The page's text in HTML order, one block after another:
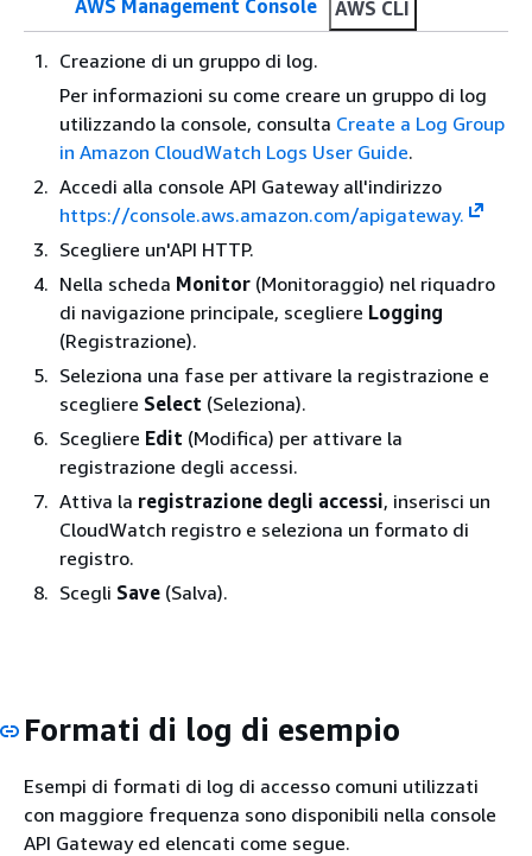
AWS Management Console AWS CLI
Creazione di un gruppo di log.
Per informazioni su come creare un gruppo di log
utilizzando la console, consulta Create a Log Group
in Amazon CloudWatch Logs User Guide.
Accedi alla console API Gateway all'indirizzo
https://console.aws.amazon.com/apigateway.
Scegliere un'API HTTP.
Nella scheda Monitor (Monitoraggio) nel riquadro
di navigazione principale, scegliere Logging
(Registrazione).
Seleziona una fase per attivare la registrazione e
scegliere Select (Seleziona).
Scegliere Edit (Modifica) per attivare la
registrazione degli accessi.
Attiva la registrazione degli accessi, inserisci un
CloudWatch registro e seleziona un formato di
registro.
Scegli Save (Salva).
Formati di log di esempio
Esempi di formati di log di accesso comuni utilizzati
con maggiore frequenza sono disponibili nella console
API Gateway ed elencati come segue.